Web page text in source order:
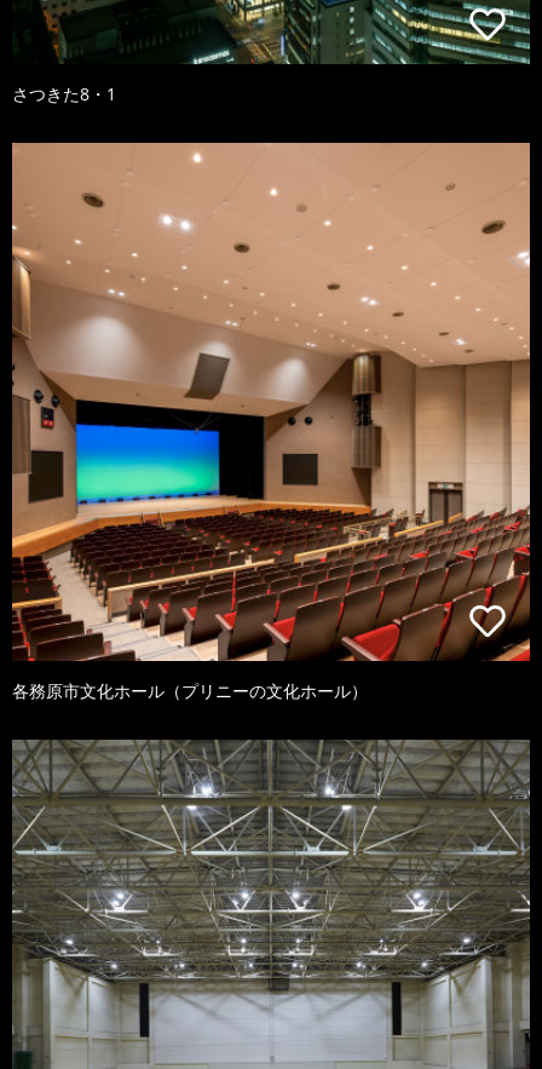
さつきた8・1
各務原市文化ホール（プリニーの文化ホール）